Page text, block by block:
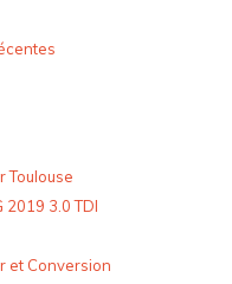
Toulouse
2019 3.0 TDI
et Conversion